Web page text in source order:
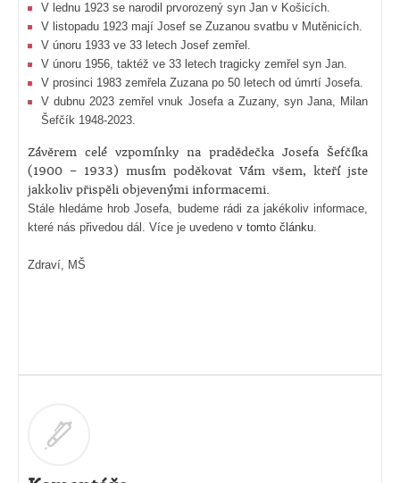
V lednu 1923 se narodil prvorozený syn Jan v Košicích.
V listopadu 1923 mají Josef se Zuzanou svatbu v Mutěnicích.
V únoru 1933 ve 33 letech Josef zemřel.
V únoru 1956, taktéž ve 33 letech tragicky zemřel syn Jan.
V prosinci 1983 zemřela Zuzana po 50 letech od úmrtí Josefa.
V dubnu 2023 zemřel vnuk Josefa a Zuzany, syn Jana, Milan
Šefčík 1948-2023.
Závěrem celé vzpomínky na pradědečka Josefa Šefčíka
(1900 – 1933) musím poděkovat Vám všem, kteří jste
jakkoliv přispěli objevenými informacemi.
Stále hledáme hrob Josefa, budeme rádi za jakékoliv informace,
které nás přivedou dál. Více je uvedeno v tomto článku.
Zdraví, MŠ